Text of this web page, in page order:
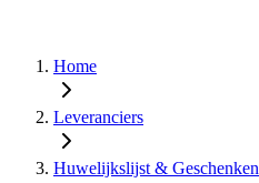
Home
Leveranciers
Huwelijkslijst & Geschenken